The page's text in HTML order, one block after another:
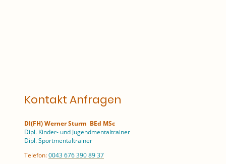
Kontakt Anfragen
DI(FH) Werner Sturm BEd MSc
Dipl. Kinder- und Jugendmentaltrainer
Dipl. Sportmentaltrainer
Telefon:0043 676 390 89 37